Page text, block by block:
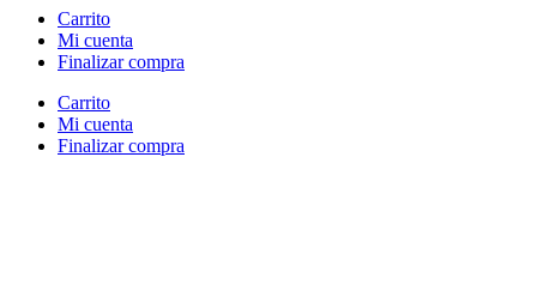
Carrito
Mi cuenta
Finalizar compra
Carrito
Mi cuenta
Finalizar compra